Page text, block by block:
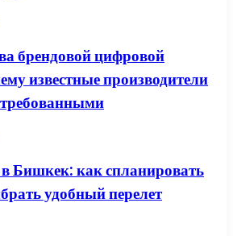
брендовой цифровой
известные производители
Бишкек: как спланировать
удобный перелет